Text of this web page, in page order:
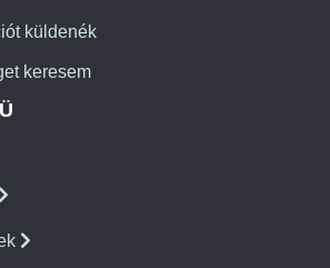
küldenék
keresem